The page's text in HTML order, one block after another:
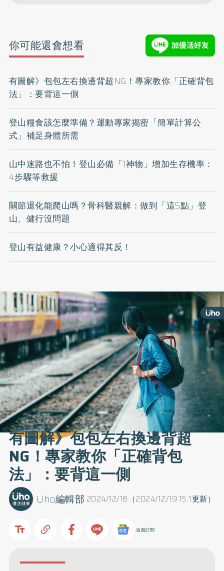
你可能還會想看
有圖解》包包左右換邊背超NG！專家教你「正確背包
法」：要背這一側
登山糧食該怎麼準備？運動專家揭密「簡單計算公
式」補足身體所需
山中迷路也不怕！登山必備「1神物」增加生存機率：
4步驟等救援
關節退化能爬山嗎？骨科醫親解：做到「這5點」登
山、健行沒問題
登山有益健康？小心適得其反！
有圖解》包包左右換邊背超
NG！專家教你「正確背包
法」：要背這一側
2024/12/18（2024/12/19 15:1更新）
Uho編輯部
追蹤訂閱